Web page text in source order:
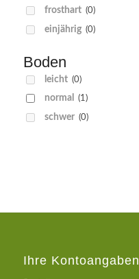
frosthart (0)
einjährig (0)
Boden
leicht (0)
normal (1)
schwer (0)
Ihre Kontoangaben